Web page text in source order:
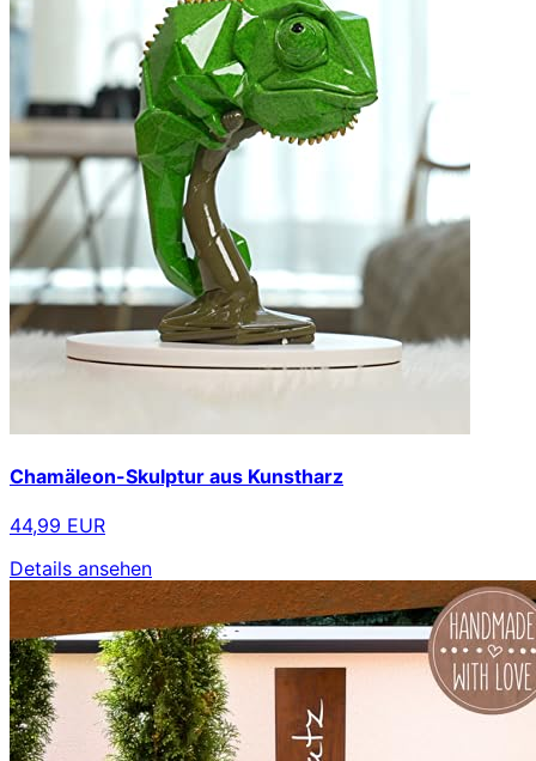
Chamäleon-Skulptur aus Kunstharz
44,99 EUR
Details ansehen